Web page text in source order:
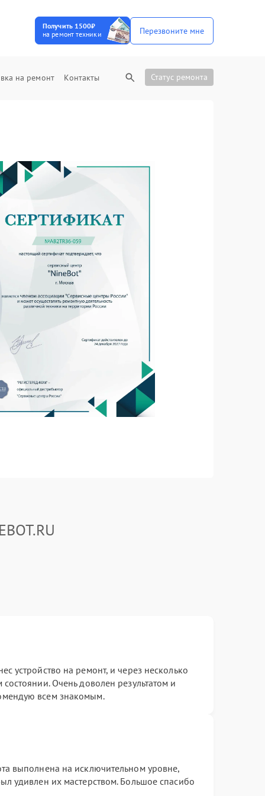
Получить 1500₽
на ремонт техники
Перезвоните мне
на ремонт Контакты Статус ремонта
устройство на ремонт, и через несколько
Очень доволен результатом и
всем знакомым.
выполнена на исключительном уровне,
удивлен их мастерством. Большое спасибо